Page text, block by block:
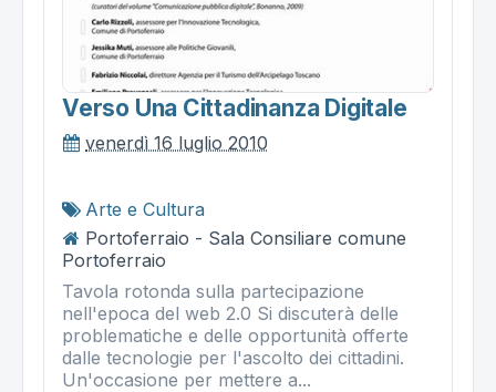
Verso Una Cittadinanza Digitale
venerdì 16 luglio 2010
Arte e Cultura
Portoferraio - Sala Consiliare comune
Portoferraio
Tavola rotonda sulla partecipazione
nell'epoca del web 2.0 Si discuterà delle
problematiche e delle opportunità offerte
dalle tecnologie per l'ascolto dei cittadini.
Un'occasione per mettere a...